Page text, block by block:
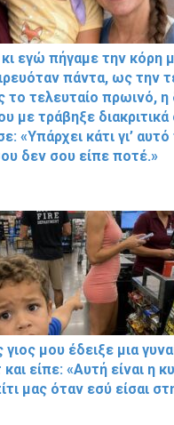
εγώ πήγαμε την κόρη
πάντα, ως την
το τελευταίο πρωινό, η
με τράβηξε
«Υπάρχει κάτι γι’ αυτό
δεν σου είπε ποτέ.»
μου έδειξε μια
είπε: «Αυτή είναι η
μας όταν εσύ είσαι